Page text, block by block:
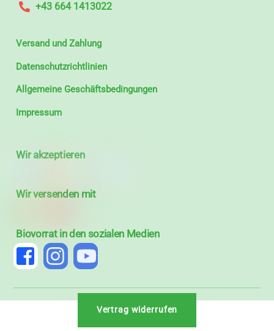
+43 664 1413022
Versand und Zahlung
Datenschutzrichtlinien
Allgemeine Geschäftsbedingungen
Impressum
Wir akzeptieren
Wir versenden mit
Biovorrat in den sozialen Medien
Vertrag widerrufen